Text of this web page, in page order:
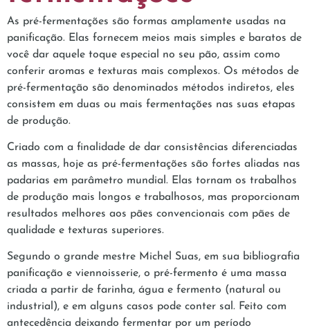
As pré-fermentações são formas amplamente usadas na
panificação. Elas fornecem meios mais simples e baratos de
você dar aquele toque especial no seu pão, assim como
conferir aromas e texturas mais complexos. Os métodos de
pré-fermentação são denominados métodos indiretos, eles
consistem em duas ou mais fermentações nas suas etapas
de produção.
Criado com a finalidade de dar consistências diferenciadas
as massas, hoje as pré-fermentações são fortes aliadas nas
padarias em parâmetro mundial. Elas tornam os trabalhos
de produção mais longos e trabalhosos, mas proporcionam
resultados melhores aos pães convencionais com pães de
qualidade e texturas superiores.
Segundo o grande mestre Michel Suas, em sua bibliografia
panificação e viennoisserie, o pré-fermento é uma massa
criada a partir de farinha, água e fermento (natural ou
industrial), e em alguns casos pode conter sal. Feito com
antecedência deixando fermentar por um período